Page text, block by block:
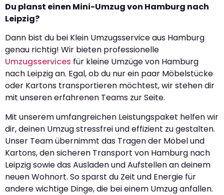
Du planst einen Mini-Umzug von Hamburg nach
Leipzig?
Dann bist du bei Klein Umzugsservice aus Hamburg
genau richtig! Wir bieten professionelle
Umzugsservices für kleine Umzüge von Hamburg
nach Leipzig an. Egal, ob du nur ein paar Möbelstücke
oder Kartons transportieren möchtest, wir stehen dir
mit unseren erfahrenen Teams zur Seite.
Mit unserem umfangreichen Leistungspaket helfen wir
dir, deinen Umzug stressfrei und effizient zu gestalten.
Unser Team übernimmt das Tragen der Möbel und
Kartons, den sicheren Transport von Hamburg nach
Leipzig sowie das Ausladen und Aufstellen an deinem
neuen Wohnort. So sparst du Zeit und Energie für
andere wichtige Dinge, die bei einem Umzug anfallen.